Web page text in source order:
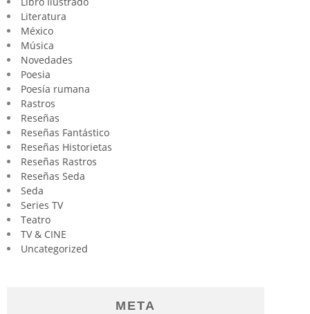
Literatura
México
Música
Novedades
Poesia
Poesía rumana
Rastros
Reseñas
Reseñas Fantástico
Reseñas Historietas
Reseñas Rastros
Reseñas Seda
Seda
Series TV
Teatro
TV & CINE
Uncategorized
META